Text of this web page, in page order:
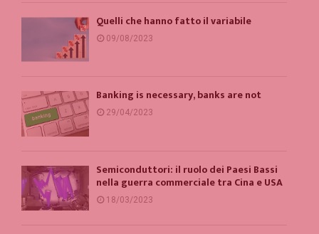
Quelli che hanno fatto il variabile
09/08/2023
Banking is necessary, banks are not
29/04/2023
Semiconduttori: il ruolo dei Paesi Bassi
nella guerra commerciale tra Cina e USA
18/03/2023